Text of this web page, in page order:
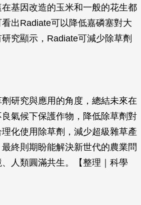
基因改造的玉米和一般的花生都
出Radiate可以降低嘉磷塞對大
究顯示，Radiate可減少除草劑
研究與應用的角度，總結未來在
氣候下保護作物，降低除草劑對
化使用除草劑，減少超級雜草產
終則期盼能解決新世代的農業問
人類圓滿共生。【整理｜科學